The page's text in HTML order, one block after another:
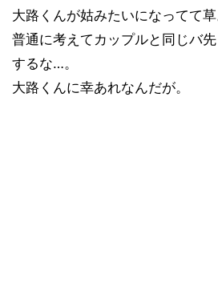
大路くんが姑みたいになってて草
普通に考えてカップルと同じバ
するな…。
大路くんに幸あれなんだが。